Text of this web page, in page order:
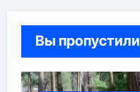
Вы пропустили